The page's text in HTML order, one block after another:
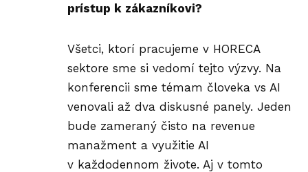
prístup k zákazníkovi?
Všetci, ktorí pracujeme v HORECA
sektore sme si vedomí tejto výzvy. Na
konferencii sme témam človeka vs AI
venovali až dva diskusné panely. Jeden
bude zameraný čisto na revenue
manažment a využitie AI
v každodennom živote. Aj v tomto